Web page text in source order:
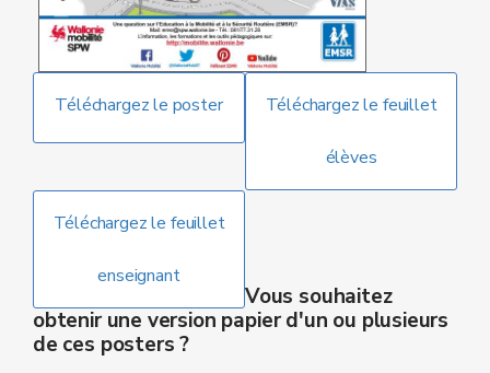
Téléchargez le poster Téléchargez le feuillet
élèves
Téléchargez le feuillet
enseignant
Vous souhaitez
obtenir une version papier d'un ou plusieurs
de ces posters ?